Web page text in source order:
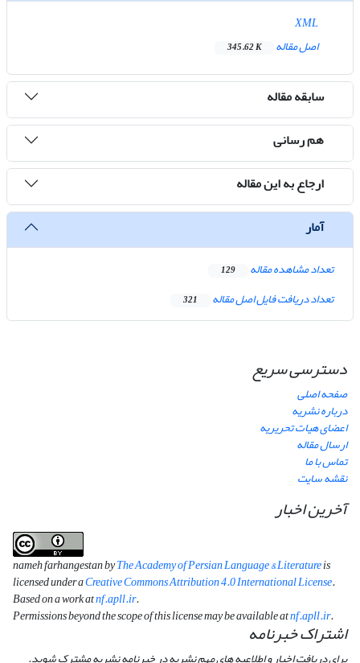
اصل مقاله
345.62 K
سابقه مقاله
هم رسانی
ارجاع به این مقاله
آمار
تعداد مشاهده مقاله 129
تعداد دریافت فایل اصل مقاله 321
دسترسی سریع
صفحه اصلی
درباره نشریه
اعضای هیات تحریریه
ارسال مقاله
تماس با ما
نقشه سایت
آخرین اخبار
nameh farhangestan byThe Academy of Persian Language & Literatureis
licensed under aCreative Commons Attribution 4.0 International License.
Based on a work atnf.apll.ir.
Permissions beyond the scope of this license may be available atnf.apll.ir.
اشتراک خبرنامه